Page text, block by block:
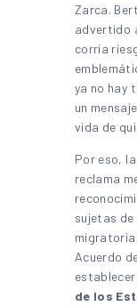
Zarca.
advertido
corría
ya no hay
un
vida de
Por eso,
reclama
sujetas
Acuerdo
de los